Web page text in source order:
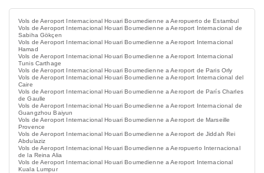
Vols de Aeroport Internacional Houari Boumedienne a Aeropuerto de Estambul
Vols de Aeroport Internacional Houari Boumedienne a Aeroport Internacional de
Sabiha Gökçen
Vols de Aeroport Internacional Houari Boumedienne a Aeroport Internacional
Hamad
Vols de Aeroport Internacional Houari Boumedienne a Aeroport Internacional
Tunis Carthage
Vols de Aeroport Internacional Houari Boumedienne a Aeroport de Paris Orly
Vols de Aeroport Internacional Houari Boumedienne a Aeroport Internacional del
Caire
Vols de Aeroport Internacional Houari Boumedienne a Aeroport de París Charles
de Gaulle
Vols de Aeroport Internacional Houari Boumedienne a Aeroport Internacional de
Guangzhou Baiyun
Vols de Aeroport Internacional Houari Boumedienne a Aeroport de Marseille
Provence
Vols de Aeroport Internacional Houari Boumedienne a Aeroport de Jiddah Rei
Abdulaziz
Vols de Aeroport Internacional Houari Boumedienne a Aeropuerto Internacional
de la Reina Alia
Vols de Aeroport Internacional Houari Boumedienne a Aeroport Internacional
Kuala Lumpur